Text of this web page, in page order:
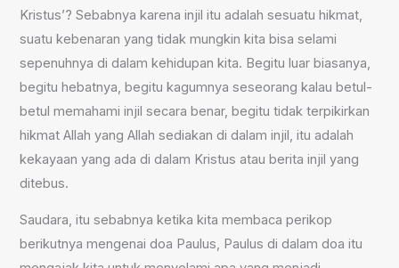
Kristus’? Sebabnya karena injil itu adalah sesuatu hikmat,
suatu kebenaran yang tidak mungkin kita bisa selami
sepenuhnya di dalam kehidupan kita. Begitu luar biasanya,
begitu hebatnya, begitu kagumnya seseorang kalau betul-
betul memahami injil secara benar, begitu tidak terpikirkan
hikmat Allah yang Allah sediakan di dalam injil, itu adalah
kekayaan yang ada di dalam Kristus atau berita injil yang
ditebus.
Saudara, itu sebabnya ketika kita membaca perikop
berikutnya mengenai doa Paulus, Paulus di dalam doa itu